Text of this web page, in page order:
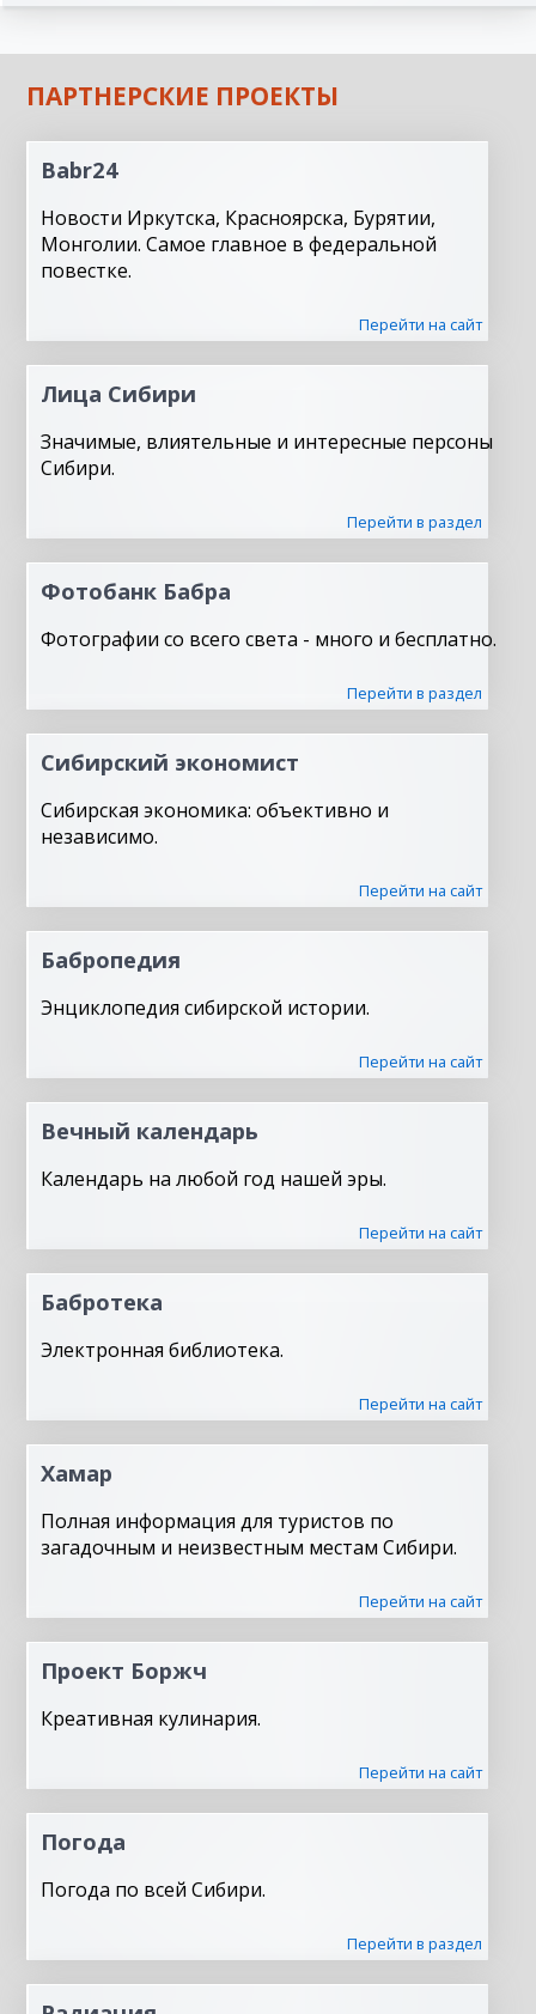
ПАРТНЕРСКИЕ ПРОЕКТЫ
Babr24
Новости Иркутска, Красноярска, Бурятии,
Монголии. Самое главное в федеральной
повестке.
Перейти на сайт
Лица Сибири
Значимые, влиятельные и интересные персоны
Сибири.
Перейти в раздел
Фотобанк Бабра
Фотографии со всего света - много и бесплатно.
Перейти в раздел
Сибирский экономист
Сибирская экономика: объективно и
независимо.
Перейти на сайт
Бабропедия
Энциклопедия сибирской истории.
Перейти на сайт
Вечный календарь
Календарь на любой год нашей эры.
Перейти на сайт
Бабротека
Электронная библиотека.
Перейти на сайт
Хамар
Полная информация для туристов по
загадочным и неизвестным местам Сибири.
Перейти на сайт
Проект Боржч
Креативная кулинария.
Перейти на сайт
Погода
Погода по всей Сибири.
Перейти в раздел